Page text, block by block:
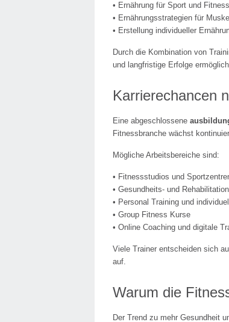
• Ernährung für Sport und Fitness
• Ernährungsstrategien für
• Erstellung individueller
Durch die Kombination von
und langfristige Erfolge
Karrierechancen
Eine abgeschlossene
Fitnessbranche wächst
Mögliche Arbeitsbereiche sind:
• Fitnessstudios und
• Gesundheits- und
• Personal Training und
• Group Fitness Kurse
• Online Coaching und digitale
Viele Trainer entscheiden sich
auf.
Warum die
Der Trend zu mehr Gesundheit